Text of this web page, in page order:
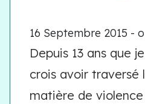
16 Septembre 2015 -
Depuis 13 ans que
crois avoir traversé
matière de